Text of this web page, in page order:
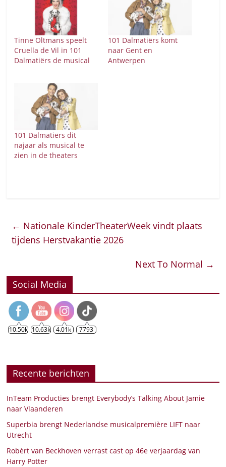
Tinne Oltmans speelt
Cruella de Vil in 101
Dalmatiërs de musical
101 Dalmatiërs komt
naar Gent en
Antwerpen
101 Dalmatiërs dit
najaar als musical te
zien in de theaters
← Nationale KinderTheaterWeek vindt plaats
tijdens Herstvakantie 2026
Next To Normal →
Social Media
10.50k 10.63k 4.01k 7793
Recente berichten
InTeam Producties brengt Everybody’s Talking About Jamie
naar Vlaanderen
Superbia brengt Nederlandse musicalpremière LIFT naar
Utrecht
Robèrt van Beckhoven verrast cast op 46e verjaardag van
Harry Potter